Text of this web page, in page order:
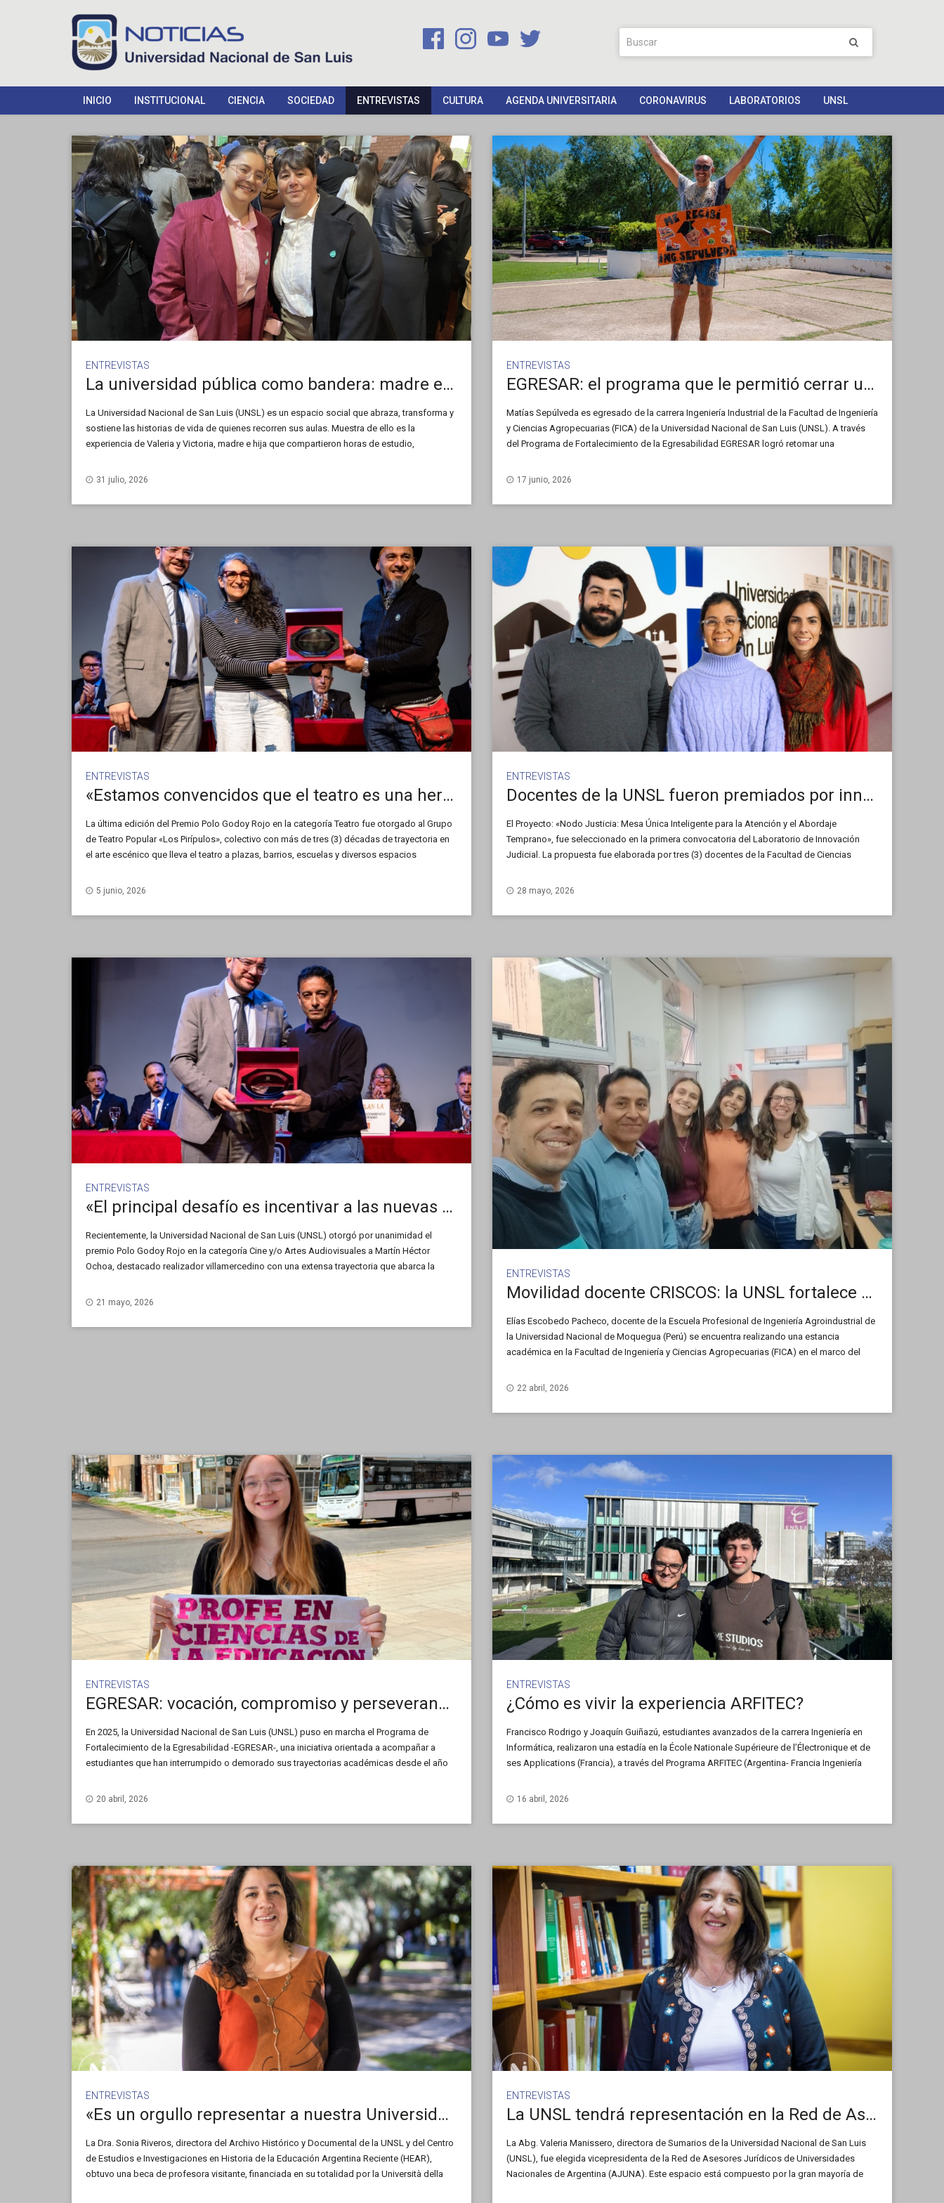
INICIO INSTITUCIONAL CIENCIA SOCIEDAD ENTREVISTAS CULTURA AGENDA UNIVERSITARIA CORONAVIRUS LABORATORIOS UNSL
ENTREVISTAS
La universidad pública como bandera: madre e hija se graduaron el mismo día en la UNSL
La Universidad Nacional de San Luis (UNSL) es un espacio social que abraza, transforma y
sostiene las historias de vida de quienes recorren sus aulas. Muestra de ello es la
experiencia de Valeria y Victoria, madre e hija que compartieron horas de estudio,
Química, Bioquímica y Farmacia (FQByF).
31 julio, 2026
ENTREVISTAS
EGRESAR: el programa que le permitió cerrar una etapa y convertirse en ingeniero industrial
Matías Sepúlveda es egresado de la carrera Ingeniería Industrial de la Facultad de Ingeniería
y Ciencias Agropecuarias (FICA) de la Universidad Nacional de San Luis (UNSL). A través
del Programa de Fortalecimiento de la Egresabilidad EGRESAR logró retomar una
17 junio, 2026
ENTREVISTAS
«Estamos convencidos que el teatro es una herramienta para la transformación social»
La última edición del Premio Polo Godoy Rojo en la categoría Teatro fue otorgado al Grupo
de Teatro Popular «Los Pirípulos», colectivo con más de tres (3) décadas de trayectoria en
el arte escénico que lleva el teatro a plazas, barrios, escuelas y diversos espacios
Rodríguez, nos cuentan más sobre su trabajo, profundamente comprometido con el
memorables.
5 junio, 2026
ENTREVISTAS
Docentes de la UNSL fueron premiados por innovar en el acceso a la justicia
El Proyecto: «Nodo Justicia: Mesa Única Inteligente para la Atención y el Abordaje
Temprano», fue seleccionado en la primera convocatoria del Laboratorio de Innovación
Judicial. La propuesta fue elaborada por tres (3) docentes de la Facultad de Ciencias
fortalecer el acceso a la justicia de sectores vulnerables y mejorar los procesos de
diálogo con Noticias UNSL, el Abg. Rodrigo Iglesias, integrante del equipo, nos cuenta más
28 mayo, 2026
ENTREVISTAS
«El principal desafío es incentivar a las nuevas camadas de realizadores a que no bajen los brazos»
Recientemente, la Universidad Nacional de San Luis (UNSL) otorgó por unanimidad el
premio Polo Godoy Rojo en la categoría Cine y/o Artes Audiovisuales a Martín Héctor
Ochoa, destacado realizador villamercedino con una extensa trayectoria que abarca la
cuenta qué significa este galardón, cuáles son sus principales trabajos y los desafíos
21 mayo, 2026
ENTREVISTAS
Movilidad docente CRISCOS: la UNSL fortalece sus lazos con Perú
Elías Escobedo Pacheco, docente de la Escuela Profesional de Ingeniería Agroindustrial de
la Universidad Nacional de Moquegua (Perú) se encuentra realizando una estancia
académica en la Facultad de Ingeniería y Ciencias Agropecuarias (FICA) en el marco del
Centro Oeste de Sudamérica (CRISCOS). En esta entrevista nos cuenta las actividades que
22 abril, 2026
ENTREVISTAS
EGRESAR: vocación, compromiso y perseverancia en el camino al egreso
En 2025, la Universidad Nacional de San Luis (UNSL) puso en marcha el Programa de
Fortalecimiento de la Egresabilidad -EGRESAR-, una iniciativa orientada a acompañar a
estudiantes que han interrumpido o demorado sus trayectorias académicas desde el año
reanudación de los estudios y promover su finalización.
20 abril, 2026
ENTREVISTAS
¿Cómo es vivir la experiencia ARFITEC?
Francisco Rodrigo y Joaquín Guiñazú, estudiantes avanzados de la carrera Ingeniería en
Informática, realizaron una estadía en la École Nationale Supérieure de l’Électronique et de
ses Applications (Francia), a través del Programa ARFITEC (Argentina- Francia Ingeniería
misma para su formación y crecimiento personal.
16 abril, 2026
ENTREVISTAS
«Es un orgullo representar a nuestra Universidad en una institución extranjera»
La Dra. Sonia Riveros, directora del Archivo Histórico y Documental de la UNSL y del Centro
de Estudios e Investigaciones en Historia de la Educación Argentina Reciente (HEAR),
obtuvo una beca de profesora visitante, financiada en su totalidad por la Università della
ENTREVISTAS
La UNSL tendrá representación en la Red de Asesores Jurídicos de universidades del país
La Abg. Valeria Manissero, directora de Sumarios de la Universidad Nacional de San Luis
(UNSL), fue elegida vicepresidenta de la Red de Asesores Jurídicos de Universidades
Nacionales de Argentina (AJUNA). Este espacio está compuesto por la gran mayoría de